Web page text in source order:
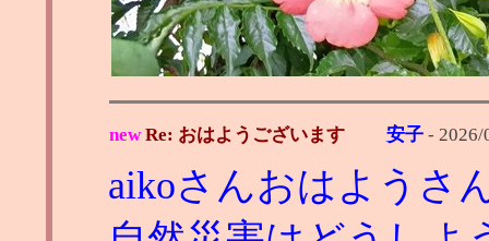
new Re: おはようございます 安子 - 2026/
aikoさんおはようさ